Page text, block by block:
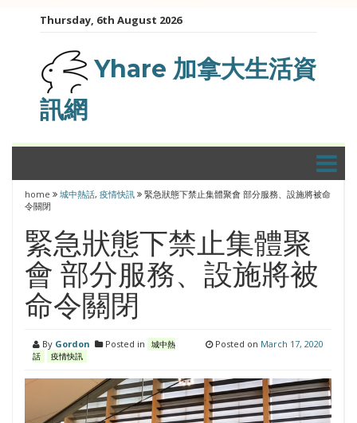
Thursday, 6th August 2026
Yhare 加拿大生活資
訊網
home 城中熱話, 疫情快訊
緊急狀態下禁止集體聚會 部分服務、設施將被命
令關閉
緊急狀態下禁止集體聚
會 部分服務、設施將被
命令關閉
By Gordon Posted in
城中熱
話
疫情快訊
Posted on March 17, 2020